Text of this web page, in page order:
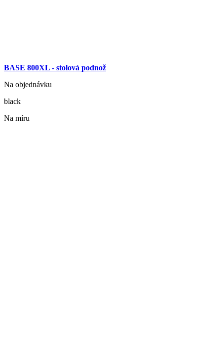
BASE 800XL - stolová podnož
Na objednávku
black
Na míru